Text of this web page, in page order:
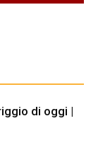
di oggi |